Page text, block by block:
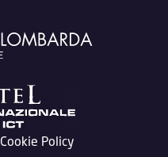
Cookie Policy